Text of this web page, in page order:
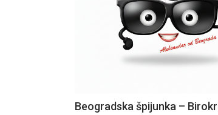
Beogradska špijunka –